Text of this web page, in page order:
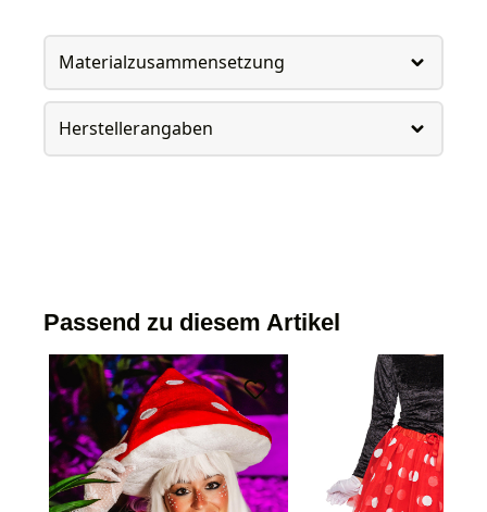
Materialzusammensetzung
Herstellerangaben
Passend zu diesem Artikel